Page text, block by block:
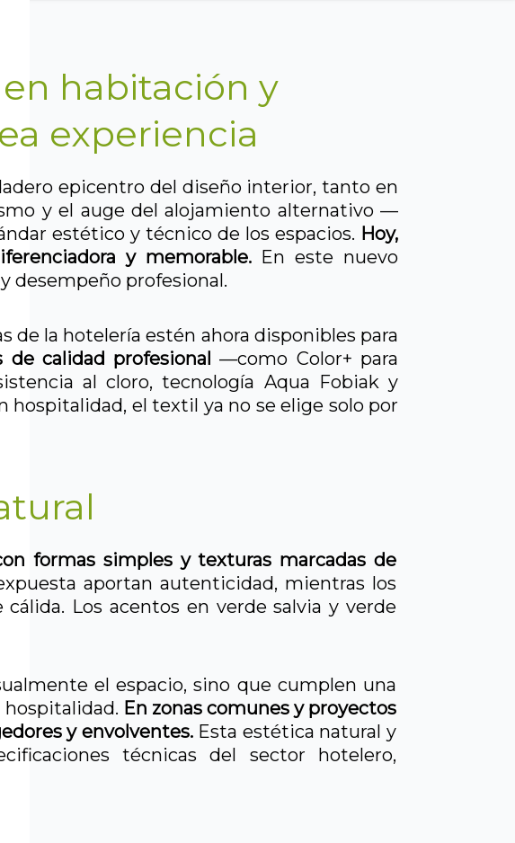
habitación y
experiencia
epicentro del diseño interior, tanto en
y el auge del alojamiento alternativo —
estético y técnico de los espacios. Hoy,
y memorable.En este nuevo
desempeño profesional.
de la hotelería estén ahora disponibles para
de calidad profesional —como Color+ para
al cloro, tecnología Aqua Fobiak y
el textil ya no se elige solo por
formas simples y texturas marcadas de
aportan autenticidad, mientras los
Los acentos en verde salvia y verde
el espacio, sino que cumplen una
En zonas comunes y proyectos
y envolventes.Esta estética natural y
técnicas del sector hotelero,